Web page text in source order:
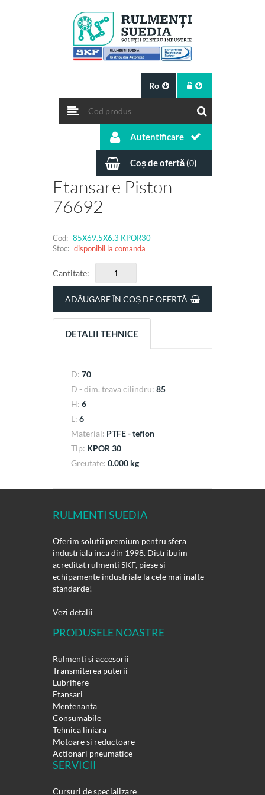
Ro
Autentificare
Coș de ofertă (0)
Etansare Piston
76692
Cod: 85X69.5X6.3 KPOR30
Stoc: disponibil la comanda
Cantitate:
DETALII TEHNICE
D: 70
D - dim. teava cilindru: 85
H: 6
L: 6
Material: PTFE - teflon
Tip: KPOR 30
Greutate: 0.000 kg
RULMENTI SUEDIA
Oferim solutii premium pentru sfera
industriala inca din 1998. Distribuim
acreditat rulmenti SKF, piese si
echipamente industriale la cele mai inalte
standarde!
Vezi detalii
PRODUSELE NOASTRE
Rulmenti si accesorii
Transmiterea puterii
Lubrifiere
Etansari
Mentenanta
Consumabile
Tehnica liniara
Motoare si reductoare
Actionari pneumatice
SERVICII
Cursuri de specializare